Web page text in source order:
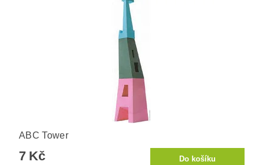
ABC Tower
7 Kč